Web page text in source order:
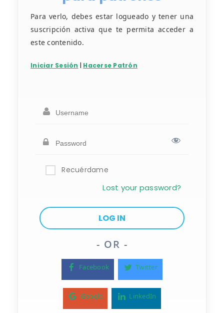
Para verlo, debes estar logueado y tener una
suscripción activa que te permita acceder a
este contenido.
Iniciar Sesión | Hacerse Patrón
Recuérdame
Lost your password?
- OR -
Facebook Twitter
Google LinkedIn